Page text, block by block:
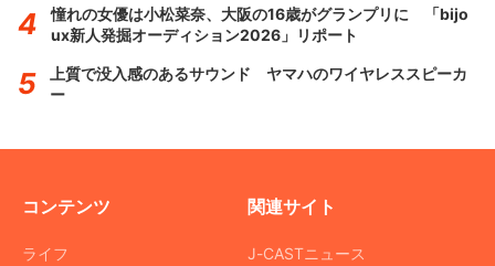
憧れの女優は小松菜奈、大阪の16歳がグランプリに 「bijo
ux新人発掘オーディション2026」リポート
上質で没入感のあるサウンド ヤマハのワイヤレススピーカ
ー
コンテンツ
ライフ
関連サイト
J-CASTニュース